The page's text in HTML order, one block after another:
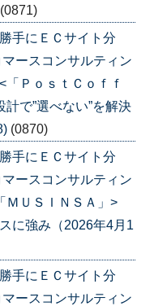
(0871)
手にＥＣサイト分
ースコンサルティン
ＰｏｓｔＣｏｆｆ
で”選べない”を解決
(0870)
手にＥＣサイト分
ースコンサルティン
ＵＳＩＮＳＡ」>
に強み（2026年4月1
手にＥＣサイト分
ースコンサルティン